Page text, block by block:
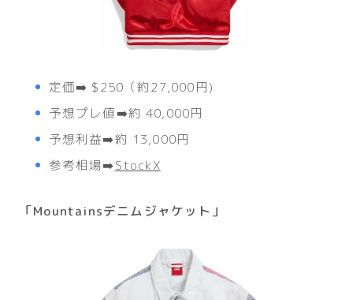
定価➡️ $250（約27,000円)
予想プレ値➡️約 40,000円
予想利益➡️約 13,000円
参考相場➡️StockX
「Mountainsデニムジャケット 」